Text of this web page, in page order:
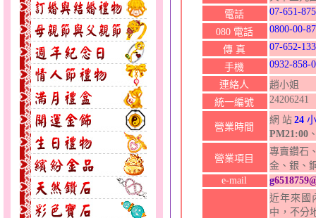
電話
07-651-
080 電話
0800-00-
傳 真
07-652-
手機
0932-858-
連絡人
趙小姐
統一編號
24206241
營業時間
網站24
PM21:00
營業項目
專賣鑽石
金、銀、
e-mail
g
近年來國
中，不分